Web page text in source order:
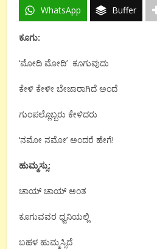
WhatsApp Buffer
ಕೂಗು:
‘ಮೋದಿ ಮೋದಿ’ ಕೂಗುವುದು
ಕೇಳಿ ಕೇಳೀ ಬೇಜಾರಾಗಿದೆ ಅಂದೆ
ಗುಂಪಲ್ಲೊಬ್ಬರು ಕೇಳಿದರು
‘ನಮೋ ನಮೋ’ ಅಂದರೆ ಹೇಗೆ!
ಹುಮ್ಮಸ್ಸು:
ಚಾಯ್ ಚಾಯ್ ಅಂತ
ಕೂಗುವವರ ಧ್ವನಿಯಲ್ಲಿ
ಬಹಳ ಹುಮ್ಮಸ್ಸಿದೆ